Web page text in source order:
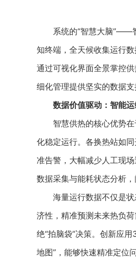
系统的“智慧大脑”——智
知终端，全天候收集运行
通过可视化界面全景掌控
细化管理提供坚实的数据支
数据价值驱动：智能
智慧供热的核心优势在
化稳定运行。各换热站如
准告警，大幅减少人工现
数据采集与能耗状态分析
海量运行数据不仅是状
济性，精准预测未来热负
绝“拍脑袋”决策。创新应
地图”，能够快速精准定位